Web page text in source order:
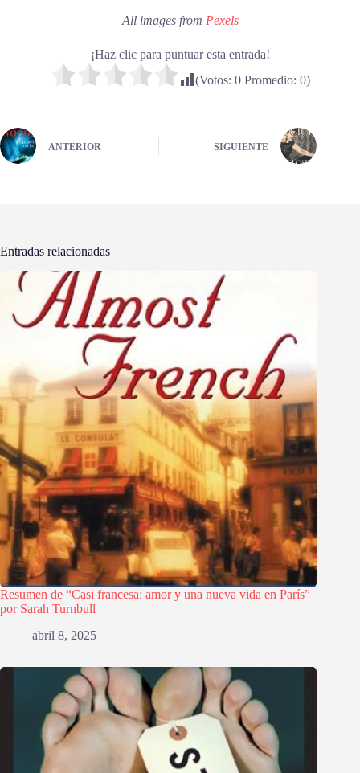
All images from Pexels
¡Haz clic para puntuar esta entrada!
(Votos: 0Promedio: 0)
ANTERIOR SIGUIENTE
Entradas relacionadas
Resumen de “Casi francesa: amor y una nueva vida en París”
por Sarah Turnbull
abril 8, 2025